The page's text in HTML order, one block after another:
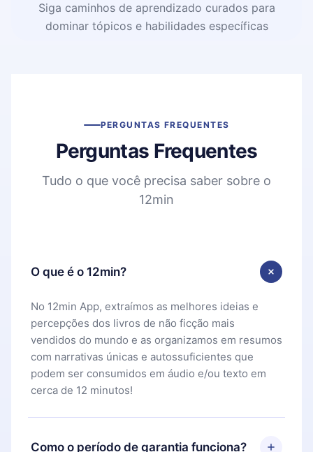
Siga caminhos de aprendizado curados para
dominar tópicos e habilidades específicas
PERGUNTAS FREQUENTES
Perguntas Frequentes
Tudo o que você precisa saber sobre o
12min
O que é o 12min?
No 12min App, extraímos as melhores ideias e
percepções dos livros de não ficção mais
vendidos do mundo e as organizamos em resumos
com narrativas únicas e autossuficientes que
podem ser consumidos em áudio e/ou texto em
cerca de 12 minutos!
Como o período de garantia funciona?